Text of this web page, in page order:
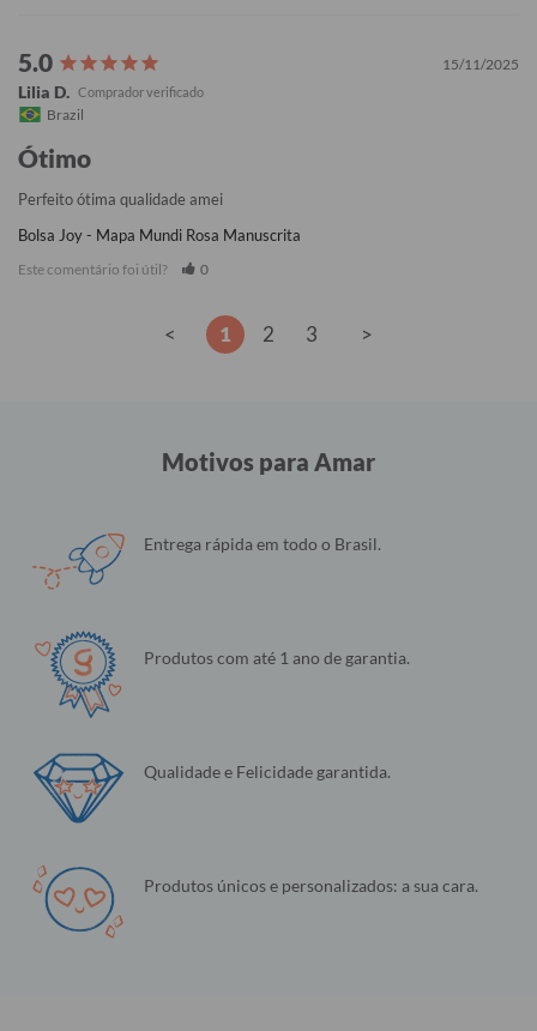
15/11/2025
Lilia D.
Brazil
Ótimo
Perfeito ótima qualidade amei
Bolsa Joy - Mapa Mundi Rosa Manuscrita
Este comentário foi útil? 0
< 1 2 3 >
Motivos para Amar
Entrega rápida em todo o Brasil.
Produtos com até 1 ano de garantia.
Qualidade e Felicidade garantida.
Produtos únicos e personalizados: a sua cara.